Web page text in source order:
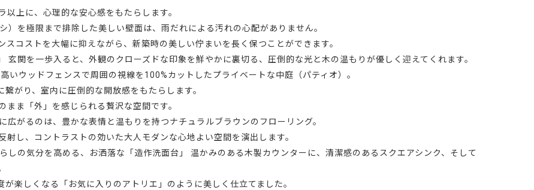
上に、心理的な安心感をもたらします。
）を極限まで排除した美しい壁面は、雨だれによる汚れの心配がありません。
コストを大幅に抑えながら、新築時の美しい佇まいを長く保つことができます。
関を一歩入ると、外観のクローズドな印象を鮮やかに裏切る、圧倒的な光と木の温もりが優しく迎えてくれます。
いウッドフェンスで周囲の視線を100%カットしたプライベートな中庭（パティオ）。
がり、室内に圧倒的な開放感をもたらします。
ま「外」を感じられる贅沢な空間です。
広がるのは、豊かな表情と温もりを持つナチュラルブラウンのフローリング。
し、コントラストの効いた大人モダンな心地よい空間を演出します。
しの気分を高める、お洒落な「造作洗面台」 温かみのある木製カウンターに、清潔感のあるスクエアシンク、そして
楽しくなる「お気に入りのアトリエ」のように美しく仕立てました。